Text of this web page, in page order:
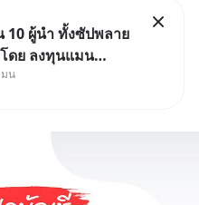
10 ผู้นำ ทั้งซัปพลาย
ดย ลงทุนแมน
ด 10 ผู้นำเน้น ๆ ใน
น